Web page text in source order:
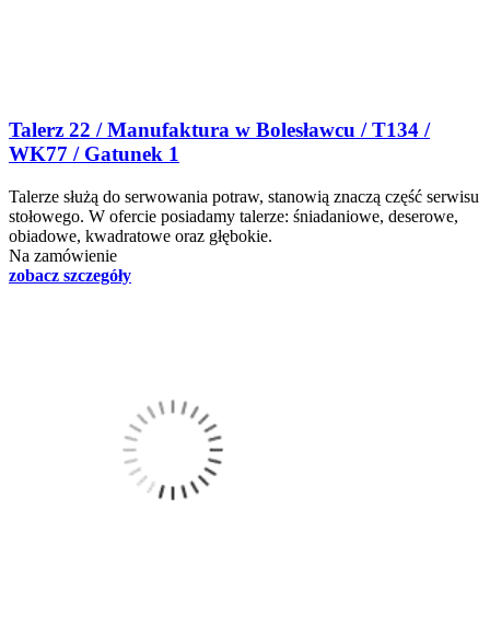
Talerz 22 / Manufaktura w Bolesławcu / T134 /
WK77 / Gatunek 1
Talerze służą do serwowania potraw, stanowią znaczą część serwisu
stołowego. W ofercie posiadamy talerze: śniadaniowe, deserowe,
obiadowe, kwadratowe oraz głębokie.
Na zamówienie
zobacz szczegóły